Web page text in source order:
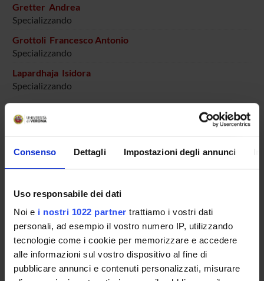
Consenso Dettagli Impostazioni degli annunci
Uso responsabile dei dati
Noi e i nostri 1022 partner trattiamo i vostri dati
personali, ad esempio il vostro numero IP, utilizzando
tecnologie come i cookie per memorizzare e accedere
alle informazioni sul vostro dispositivo al fine di
pubblicare annunci e contenuti personalizzati, misurare
Gretter Andrea
Specializzando
Grottoli Francesco Antonio
Specializzando
Lapardhaja Isidora
Specializzando
Specializzando
Specializzando
Specializzando
Manera Massimiliano
Specializzando
Mileto Matteo
Specializzando
Olivato Alessia